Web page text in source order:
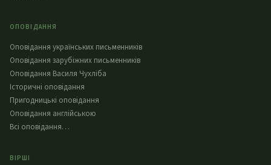
ОПОВІДАННЯ
Оповідання українських письменників
Оповідання зарубіжних письменників
Оповідання Василя Чухліба
Історичні оповідання
Пригодницькі оповідання
Оповідання англійською
Всі оповідання…
ВІРШІ